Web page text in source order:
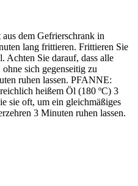
dem Gefrierschrank in
lang frittieren. Frittieren Sie
Achten Sie darauf, dass alle
sich gegenseitig zu
ruhen lassen. PFANNE:
heißem Öl (180 ºC) 3
sie oft, um ein gleichmäßiges
3 Minuten ruhen lassen.